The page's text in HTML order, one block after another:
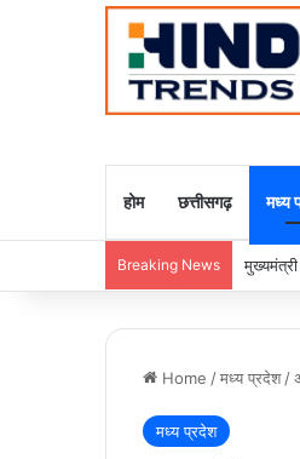
होम छत्तीसगढ़ मध्य
Breaking News मुख्यमंत्री
Home /मध्य प्रदेश /
मध्य प्रदेश